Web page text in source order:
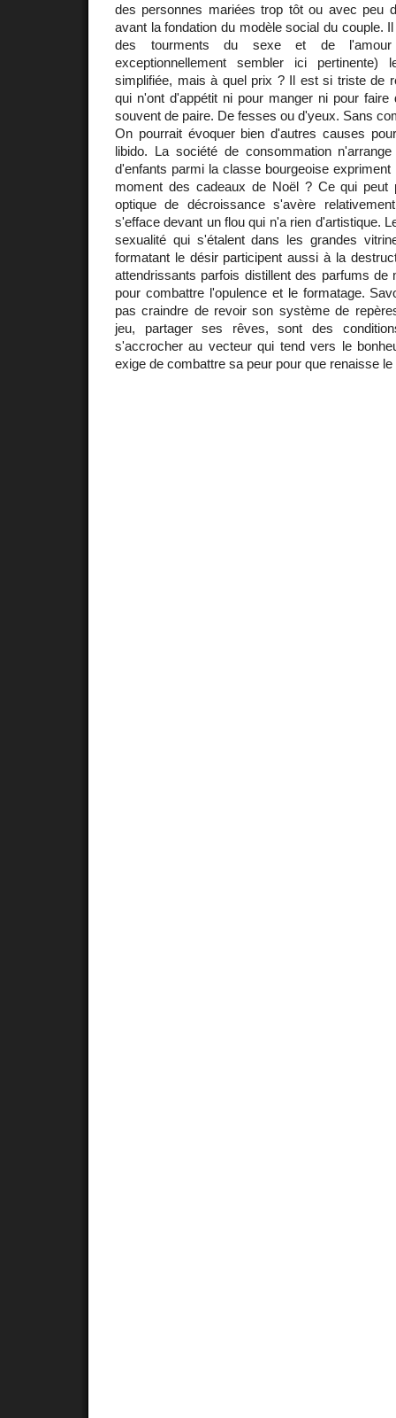
des personnes mariées trop tôt ou avec peu
avant la fondation du modèle social du couple.
des tourments du sexe et de
exceptionnellement sembler ici pertinente)
simplifiée, mais à quel prix ? Il est si triste de
qui n'ont d'appétit ni pour manger ni pour faire
souvent de paire. De fesses ou d'yeux. Sans
On pourrait évoquer bien d'autres causes
libido. La société de consommation
d'enfants parmi la classe bourgeoise expriment
moment des cadeaux de Noël ? Ce qui peut
optique de décroissance s'avère
s'efface devant un flou qui n'a rien d'artistique.
sexualité qui s'étalent dans les grandes
formatant le désir participent aussi à la
attendrissants parfois distillent des parfums de
pour combattre l'opulence et le formatage.
pas craindre de revoir son système de
jeu, partager ses rêves, sont des
s'accrocher au vecteur qui tend vers le
exige de combattre sa peur pour que renaisse le